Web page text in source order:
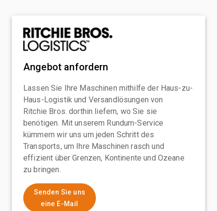
Angebot anfordern
Lassen Sie Ihre Maschinen mithilfe der Haus-zu-
Haus-Logistik und Versandlösungen von
Ritchie Bros. dorthin liefern, wo Sie sie
benötigen. Mit unserem Rundum-Service
kümmern wir uns um jeden Schritt des
Transports, um Ihre Maschinen rasch und
effizient über Grenzen, Kontinente und Ozeane
zu bringen.
Senden Sie uns
eine E-Mail